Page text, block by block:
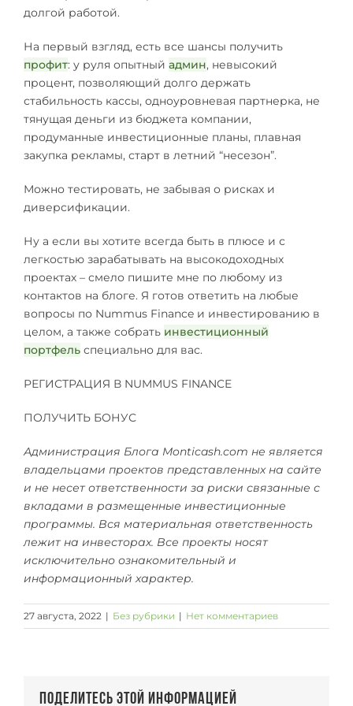
долгой работой.
На первый взгляд, есть все шансы получить
профит: у руля опытный админ, невысокий
процент, позволяющий долго держать
стабильность кассы, одноуровневая партнерка, не
тянущая деньги из бюджета компании,
продуманные инвестиционные планы, плавная
закупка рекламы, старт в летний “несезон”.
Можно тестировать, не забывая о рисках и
диверсификации.
Ну а если вы хотите всегда быть в плюсе и с
легкостью зарабатывать на высокодоходных
проектах – смело пишите мне по любому из
контактов на блоге. Я готов ответить на любые
вопросы по Nummus Finance и инвестированию в
целом, а также собрать инвестиционный
портфель специально для вас.
РЕГИСТРАЦИЯ В NUMMUS FINANCE
ПОЛУЧИТЬ БОНУС
Администрация Блога Monticash.com не является
владельцами проектов представленных на сайте
и не несет ответственности за риски связанные с
вкладами в размещенные инвестиционные
программы. Вся материальная ответственность
лежит на инвесторах. Все проекты носят
исключительно ознакомительный и
информационный характер.
27 августа, 2022 | Без рубрики | Нет комментариев
Поделитесь этой информацией